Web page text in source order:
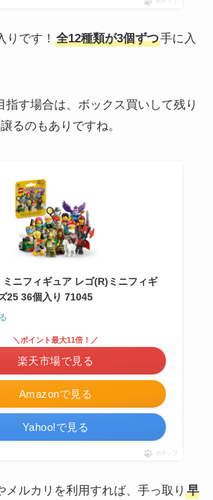
りです！ 全12種類が3個ずつ手に入
指す場合は、ボックス買いして残り
るのもありですね。
ニフィギュア レゴ(R)ミニフィギ
25 36個入り 71045
Amazonで見る
＼ポイント最大11倍！／
楽天市場で見る
Yahoo!で見る
ポチップ
メルカリを利用すれば、手っ取り 早